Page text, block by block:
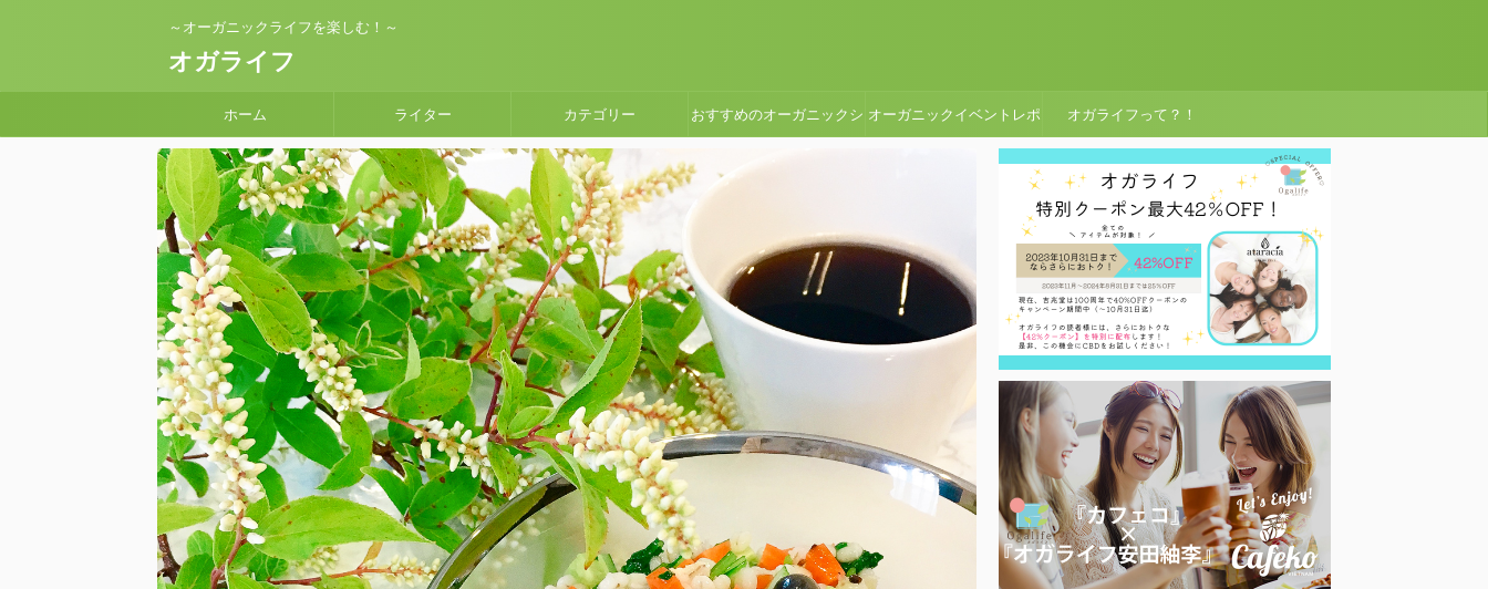
～オーガニックライフを楽しむ！～
オガライフ
ホーム ライター カテゴリー おすすめのオーガニックシ
ポート
オーガニックイベントレポ オガライフって？！